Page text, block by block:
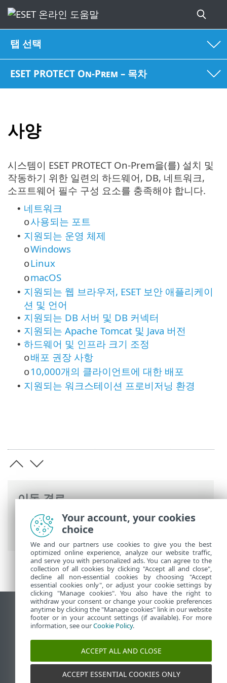
탭 선택
ESET PROTECT On-Prem – 목차
사양
이동 경로
ESET 온라인 도움말>ESET PROTECT On-
Prem>사양
시스템이 ESET PROTECT On-Prem을(를) 설치 및
작동하기 위한 일련의 하드웨어, DB, 네트워크,
소프트웨어 필수 구성 요소를 충족해야 합니다.
• 네트워크
o사용되는 포트
• 지원되는 운영 체제
oWindows
oLinux
omacOS
• 지원되는 웹 브라우저, ESET 보안 애플리케이
션 및 언어
• 지원되는 DB 서버 및 DB 커넥터
• 지원되는 Apache Tomcat 및 Java 버전
• 하드웨어 및 인프라 크기 조정
o배포 권장 사항
o10,000개의 클라이언트에 대한 배포
• 지원되는 워크스테이션 프로비저닝 환경
데스크톱 사이트 보기
End of Life
ESET 지식 베이스
ESET Status Portal
국가별 지원
Your account, your cookies
choice
We and our partners use cookies to give you the best
optimized online experience, analyze our website traffic,
and serve you with personalized ads. You can agree to the
collection of all cookies by clicking "Accept all and close",
decline all non-essential cookies by choosing "Accept
essential cookies only", or adjust your cookie settings by
clicking "Manage cookies". You also have the right to
withdraw your consent or change your cookie preferences
anytime by clicking the "Manage cookies" link in our website
footer or in your account settings (if available). For more
information, see ourCookie Policy.
ACCEPT ALL AND CLOSE
ACCEPT ESSENTIAL COOKIES ONLY